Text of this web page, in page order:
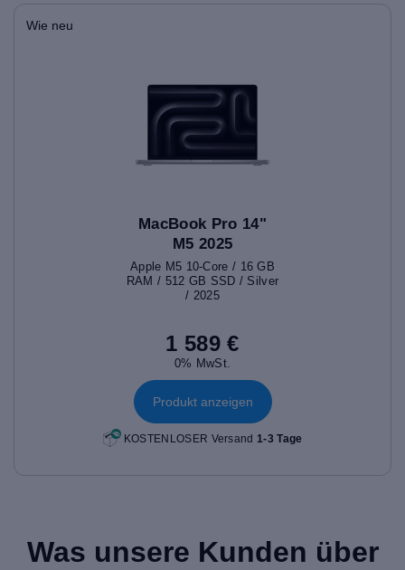
Wie neu
MacBook Pro 14"
M5 2025
Apple M5 10-Core / 16 GB
RAM / 512 GB SSD / Silver
/ 2025
1 589 €
0% MwSt.
Produkt anzeigen
KOSTENLOSER Versand1-3 Tage
Was unsere Kunden über